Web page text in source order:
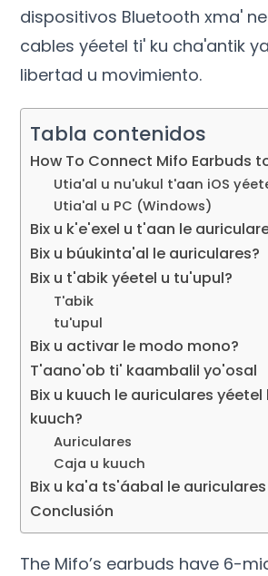
dispositivos Bluetooth xma'
cables yéetel ti' ku cha'antik
libertad u movimiento.
Tabla contenidos
How To Connect Mifo Earbuds
Utia'al u nu'ukul t'aan iOS
Utia'al u PC (Windows)
Bix u k'e'exel u t'aan le
Bix u búukinta'al le auriculares?
Bix u t'abik yéetel u tu'upul?
T'abik
tu'upul
Bix u activar le modo mono?
T'aano'ob ti' kaambalil yo'osal
Bix u kuuch le auriculares yéetel
kuuch?
Auriculares
Caja u kuuch
Bix u ka'a ts'áabal le
Conclusión
The Mifo’s earbuds have 6-